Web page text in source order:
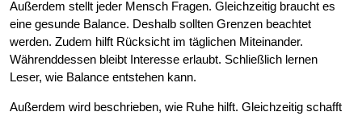
Außerdem stellt jeder Mensch Fragen. Gleichzeitig braucht es
eine gesunde Balance. Deshalb sollten Grenzen beachtet
werden. Zudem hilft Rücksicht im täglichen Miteinander.
Währenddessen bleibt Interesse erlaubt. Schließlich lernen
Leser, wie Balance entstehen kann.
Außerdem wird beschrieben, wie Ruhe hilft. Gleichzeitig schafft